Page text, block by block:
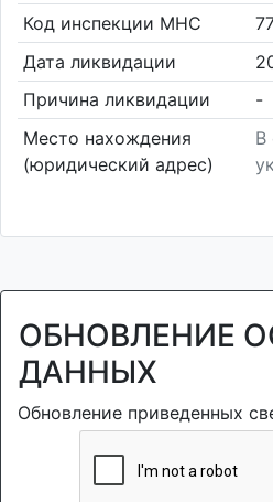
Код инспекции МНС
Дата ликвидации
Причина ликвидации
-
Место нахождения
(юридический адрес)
В
ОБНОВЛЕНИЕ
ДАННЫХ
Обновление приведенных